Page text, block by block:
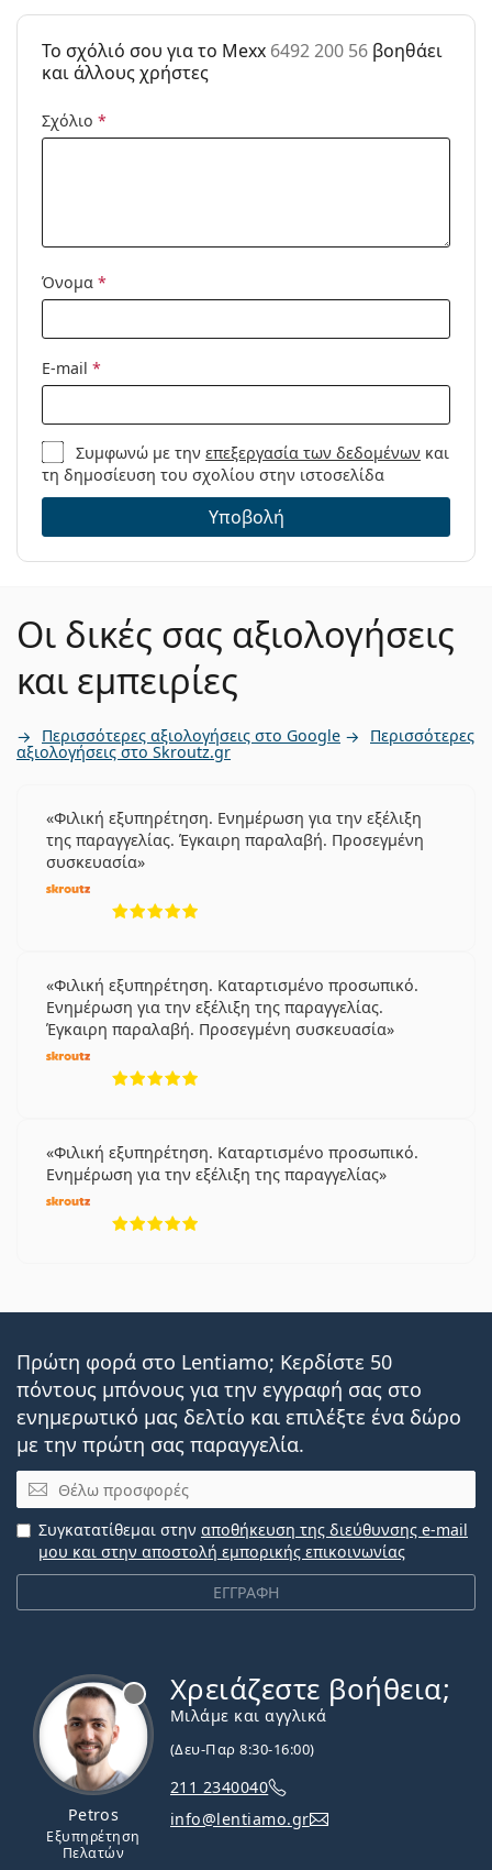
Μάρκα:
Mexx
6492 200 56
To σχόλιό σου για το Mexx 6492 200 56 βοηθάει
και άλλους χρήστες
Σχόλιο *
Όνομα *
E-mail *
Συμφωνώ με τηνεπεξεργασία των δεδομένων και
τη δημοσίευση του σχολίου στην ιστοσελίδα
Υποβολή
Οι δικές σας αξιολογήσεις
και εμπειρίες
Περισσότερες αξιολογήσεις στο Google Περισσότερες
αξιολογήσεις στο Skroutz.gr
Φιλική εξυπηρέτηση. Ενημέρωση για την εξέλιξη
της παραγγελίας. Έγκαιρη παραλαβή. Προσεγμένη
συσκευασία
Φιλική εξυπηρέτηση. Καταρτισμένο προσωπικό.
Ενημέρωση για την εξέλιξη της παραγγελίας.
Έγκαιρη παραλαβή. Προσεγμένη συσκευασία
Φιλική εξυπηρέτηση. Καταρτισμένο προσωπικό.
Ενημέρωση για την εξέλιξη της παραγγελίας
Πρώτη φορά στο Lentiamo; Κερδίστε 50
πόντους μπόνους για την εγγραφή σας στο
ενημερωτικό μας δελτίο και επιλέξτε ένα δώρο
με την πρώτη σας παραγγελία.
Email
ΕΓΓΡΑΦΗ
Συγκατατίθεμαι στην αποθήκευση της διεύθυνσης e-mail
μου και στην αποστολή εμπορικής επικοινωνίας
Petros
Εξυπηρέτηση
Πελατών
Χρειάζεστε βοήθεια;
Μιλάμε και αγγλικά
(Δευ-Παρ 8:30-16:00)
211 2340040
info@lentiamo.gr